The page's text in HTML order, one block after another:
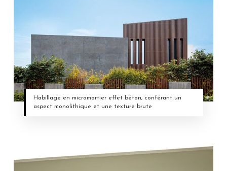
Habillage en micromortier effet béton, conférant un
aspect monolithique et une texture brute